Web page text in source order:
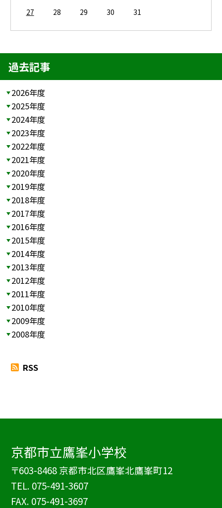
27
28 29 30 31
過去記事
2026年度
2025年度
2024年度
2023年度
2022年度
2021年度
2020年度
2019年度
2018年度
2017年度
2016年度
2015年度
2014年度
2013年度
2012年度
2011年度
2010年度
2009年度
2008年度
RSS
京都市立鷹峯小学校
〒603-8468 京都市北区鷹峯北鷹峯町12
TEL. 075-491-3607
FAX. 075-491-3697